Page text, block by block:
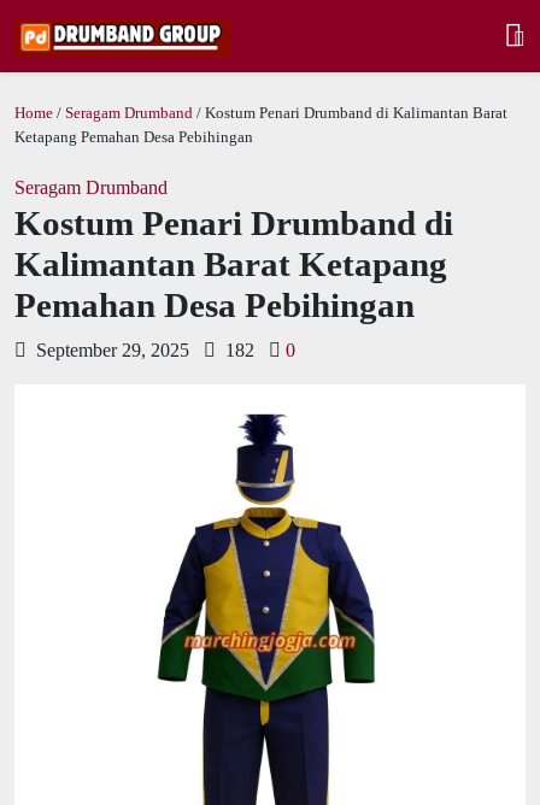
Home / Seragam Drumband / Kostum Penari Drumband di Kalimantan Barat
Ketapang Pemahan Desa Pebihingan
Seragam Drumband
Kostum Penari Drumband di
Kalimantan Barat Ketapang
Pemahan Desa Pebihingan
September 29, 2025 182 0